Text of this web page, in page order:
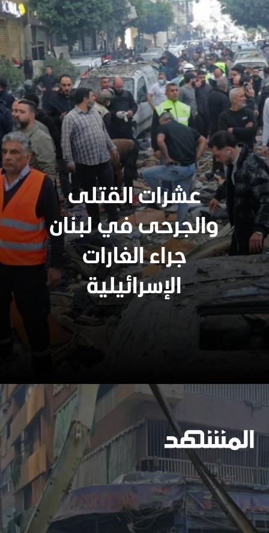
عشرات القتلى
والجرحى في لبنان
جراء الغارات
الإسرائيلية
سنجدهــم كلهـم
وسيعاقبون جميعا